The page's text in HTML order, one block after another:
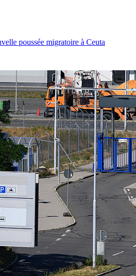
poussée migratoire à Ceuta